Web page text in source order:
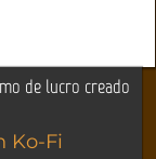
de lucro creado
Ko-Fi